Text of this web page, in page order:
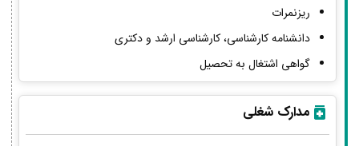
ریزنمرات
دانشنامه کارشناسی، کارشناسی ارشد و دکتری
گواهی اشتغال به تحصیل
مدارک شغلی